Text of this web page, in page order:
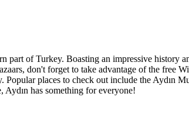
part of Turkey. Boasting an impressive
don't forget to take advantage of the free
Popular places to check out include the Aydın
has something for everyone!